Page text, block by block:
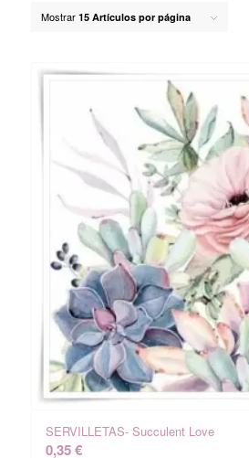
Mostrar 15 Artículos por página
SERVILLETAS- Succulent Love
0,35€